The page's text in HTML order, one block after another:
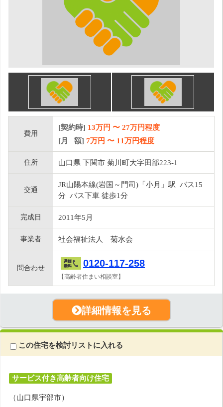
費用
[契約時] 13万円 〜 27万円程度
[月 額] 7万円 〜 11万円程度
住所 山口県 下関市 菊川町大字田部223-1
交通
JR山陽本線(岩国～門司)「小月」駅 バス15
分 バス下車 徒歩1分
完成日 2011年5月
事業者 社会福祉法人 菊水会
問合わせ 0120-117-258
【高齢者住まい相談室】
詳細情報を見る
この住宅を検討リストに入れる
サービス付き高齢者向け住宅
（山口県宇部市）